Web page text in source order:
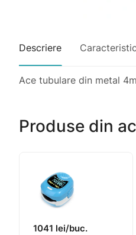
Descriere
Ace tubulare din metal
Produse din
1041 lei/buc.